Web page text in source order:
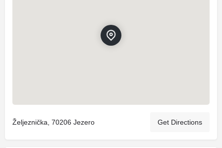
Željeznička, 70206 Jezero Get Directions